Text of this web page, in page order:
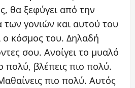
θα ξεφύγει από την
των γονιών και αυτού του
ο κόσμος του. Δηλαδή
σου. Ανοίγει το μυαλό
πολύ, βλέπεις πιο πολύ.
πιο πολύ. Αυτός